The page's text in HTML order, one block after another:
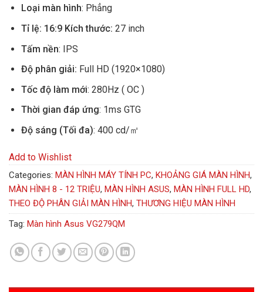
Loại màn hình: Phẳng
Tỉ lệ: 16:9 Kích thước: 27 inch
Tấm nền: IPS
Độ phân giải: Full HD (1920×1080)
Tốc độ làm mới: 280Hz ( OC )
Thời gian đáp ứng: 1ms GTG
Độ sáng (Tối đa): 400 cd/㎡
Add to Wishlist
Categories: MÀN HÌNH MÁY TÍNH PC, KHOẢNG GIÁ MÀN HÌNH,
MÀN HÌNH 8 - 12 TRIỆU, MÀN HÌNH ASUS, MÀN HÌNH FULL HD,
THEO ĐỘ PHÂN GIẢI MÀN HÌNH, THƯƠNG HIỆU MÀN HÌNH
Tag: Màn hình Asus VG279QM